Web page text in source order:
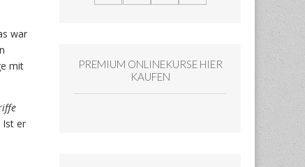
war
mit
Ist er
PREMIUM ONLINEKURSE HIER
KAUFEN